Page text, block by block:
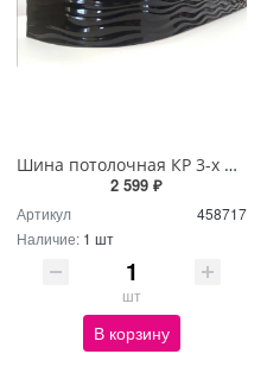
Шина потолочная КР 3-х ряд 3м с блендой+повороты Бриз №44 7см
2 599 ₽
Артикул
458717
Наличие: 1 шт
шт
В корзину